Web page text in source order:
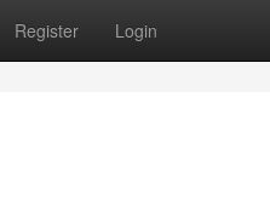
Register Login